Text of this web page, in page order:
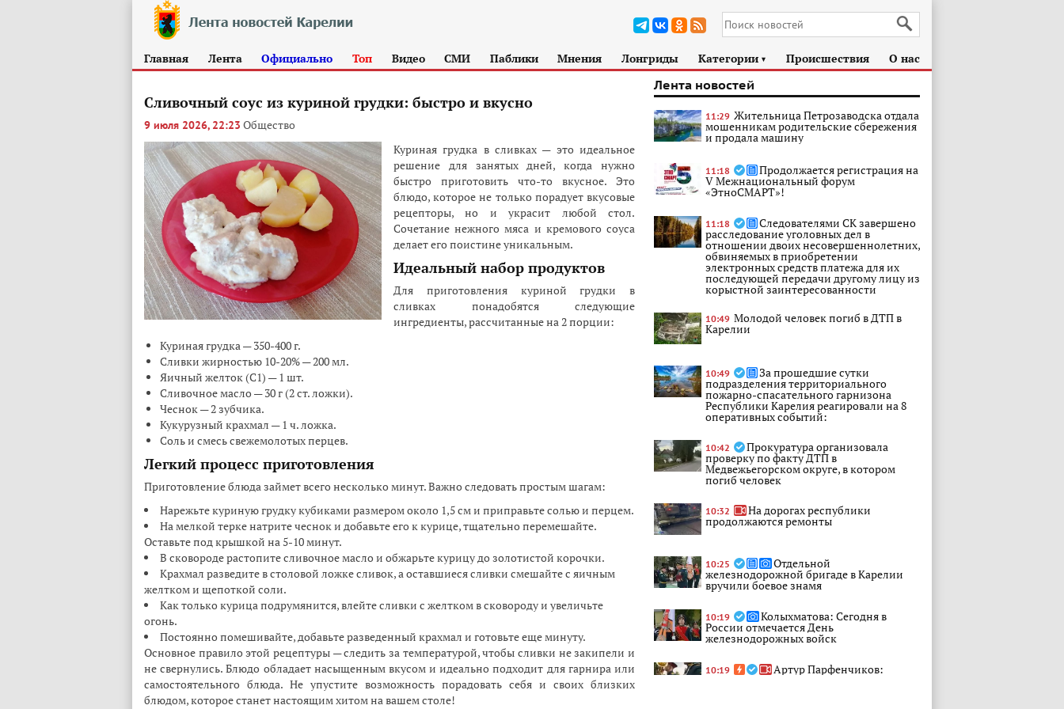
Главная Лента Официально Топ Видео СМИ Паблики Мнения Лонгриды Категории ► Происшествия О нас
Сливочный соус из куриной грудки: быстро и вкусно
9 июля 2026, 22:23 Общество
Куриная грудка в сливках — это идеальное
решение для занятых дней, когда нужно
быстро приготовить что-то вкусное. Это
блюдо, которое не только порадует вкусовые
рецепторы, но и украсит любой стол.
Сочетание нежного мяса и кремового соуса
делает его поистине уникальным.
Идеальный набор продуктов
Для приготовления куриной грудки в
сливках понадобятся следующие
ингредиенты, рассчитанные на 2 порции:
Куриная грудка — 350-400 г.
Сливки жирностью 10-20% — 200 мл.
Яичный желток (С1) — 1 шт.
Сливочное масло — 30 г (2 ст. ложки).
Чеснок — 2 зубчика.
Кукурузный крахмал — 1 ч. ложка.
Соль и смесь свежемолотых перцев.
Легкий процесс приготовления
Приготовление блюда займет всего несколько минут. Важно следовать простым шагам:
Нарежьте куриную грудку кубиками размером около 1,5 см и приправьте солью и перцем.
На мелкой терке натрите чеснок и добавьте его к курице, тщательно перемешайте.
Оставьте под крышкой на 5-10 минут.
В сковороде растопите сливочное масло и обжарьте курицу до золотистой корочки.
Крахмал разведите в столовой ложке сливок, а оставшиеся сливки смешайте с яичным
желтком и щепоткой соли.
Как только курица подрумянится, влейте сливки с желтком в сковороду и увеличьте
огонь.
Постоянно помешивайте, добавьте разведенный крахмал и готовьте еще минуту.
Основное правило этой рецептуры — следить за температурой, чтобы сливки не закипели и
не свернулись. Блюдо обладает насыщенным вкусом и идеально подходит для гарнира или
самостоятельного блюда. Не упустите возможность порадовать себя и своих близких
блюдом, которое станет настоящим хитом на вашем столе!
Лента новостей
11:29 Жительница Петрозаводска отдала
мошенникам родительские сбережения
и продала машину
11:18 Продолжается регистрация на
V Межнациональный форум
«ЭтноСМАРТ»!
11:18 Следователями СК завершено
расследование уголовных дел в
отношении двоих несовершеннолетних,
обвиняемых в приобретении
электронных средств платежа для их
последующей передачи другому лицу из
корыстной заинтересованности
10:49 Молодой человек погиб в ДТП в
Карелии
10:49 За прошедшие сутки
подразделения территориального
пожарно-спасательного гарнизона
Республики Карелия реагировали на 8
оперативных событий:
10:42 Прокуратура организовала
проверку по факту ДТП в
Медвежьегорском округе, в котором
погиб человек
10:32 На дорогах республики
продолжаются ремонты
10:25 Отдельной
железнодорожной бригаде в Карелии
вручили боевое знамя
10:19 Колыхматова: Сегодня в
России отмечается День
железнодорожных войск
10:19 Артур Парфенчиков:
Вручили боевое знамя отдельной